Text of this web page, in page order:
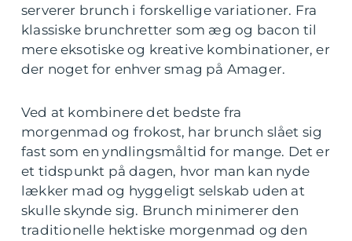
serverer brunch i forskellige variationer. Fra
klassiske brunchretter som æg og bacon til
mere eksotiske og kreative kombinationer, er
der noget for enhver smag på Amager.
Ved at kombinere det bedste fra
morgenmad og frokost, har brunch slået sig
fast som en yndlingsmåltid for mange. Det er
et tidspunkt på dagen, hvor man kan nyde
lækker mad og hyggeligt selskab uden at
skulle skynde sig. Brunch minimerer den
traditionelle hektiske morgenmad og den